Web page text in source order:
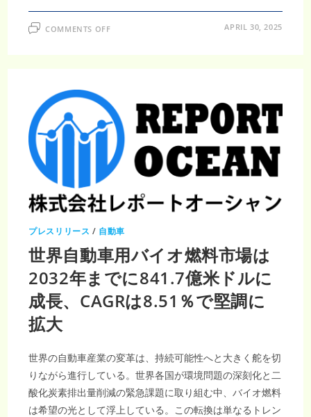
る
予
長
率
2.7%）
COMMENTS OFFON
化
市
場、
年
平
均
成
長
で
2033
年
に
20
4,470
万
ド
ル
に
達
成
APRIL 30, 2025
プレスリリース / 自動車
世界自動車用バイオ燃料市場は
2032年までに841.7億米ドルに
成長、CAGRは8.51％で堅調に
拡大
世界の自動車産業の変革は、持続可能性へと大きく舵を切
りながら進行している。世界各国が環境問題の深刻化と二
酸化炭素排出量削減の緊急課題に取り組む中、バイオ燃料
は希望の光として浮上している。この転換は単なるトレン